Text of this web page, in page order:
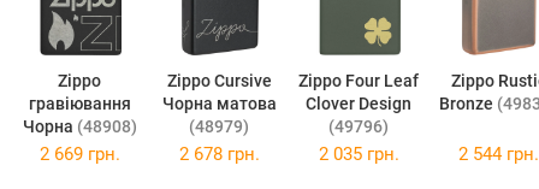
Zippo
гравіювання
Чорна (48908)
Zippo Cursive
Чорна матова
(48979)
Zippo Four Leaf
Clover Design
(49796)
Zippo Rustic
Bronze
2 669 грн. 2 678 грн. 2 035 грн. 2 544 грн.